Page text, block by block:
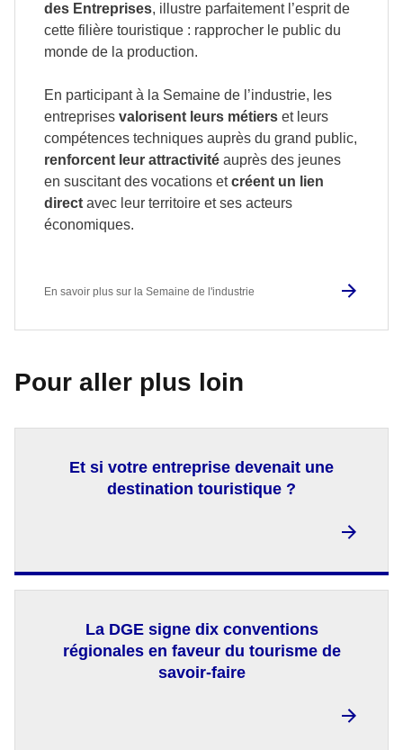
des Entreprises, illustre parfaitement l’esprit de
cette filière touristique : rapprocher le public du
monde de la production.
En participant à la Semaine de l’industrie, les
entreprises valorisent leurs métiers et leurs
compétences techniques auprès du grand public,
renforcent leur attractivité auprès des jeunes
en suscitant des vocations etcréent un lien
direct avec leur territoire et ses acteurs
économiques.
En savoir plus sur la Semaine de l'industrie
Pour aller plus loin
Et si votre entreprise devenait une
destination touristique ?
La DGE signe dix conventions
régionales en faveur du tourisme de
savoir-faire